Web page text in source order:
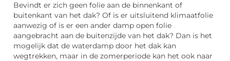
Bevindt er zich geen folie aan de binnenkant of
buitenkant van het dak? Of is er uitsluitend klimaatfolie
aanwezig of is er een ander damp open folie
aangebracht aan de buitenzijde van het dak? Dan is het
mogelijk dat de waterdamp door het dak kan
wegtrekken, maar in de zomerperiode kan het ook naar